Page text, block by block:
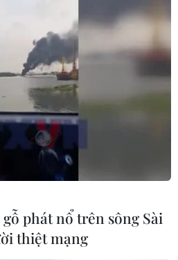
phát nổ trên sông Sài
thiệt mạng